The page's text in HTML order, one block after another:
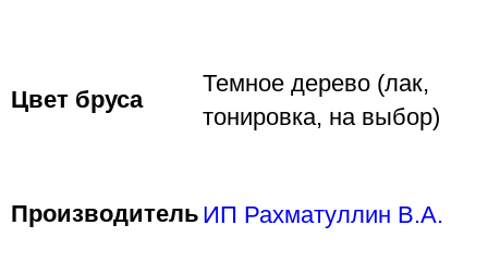
Цвет бруса
Темное дерево (лак,
тонировка, на выбор)
Производитель ИП Рахматуллин В.А.